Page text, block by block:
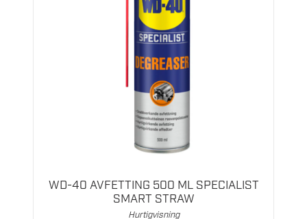
WD-40 AVFETTING 500 ML SPECIALIST
SMART STRAW
Hurtigvisning